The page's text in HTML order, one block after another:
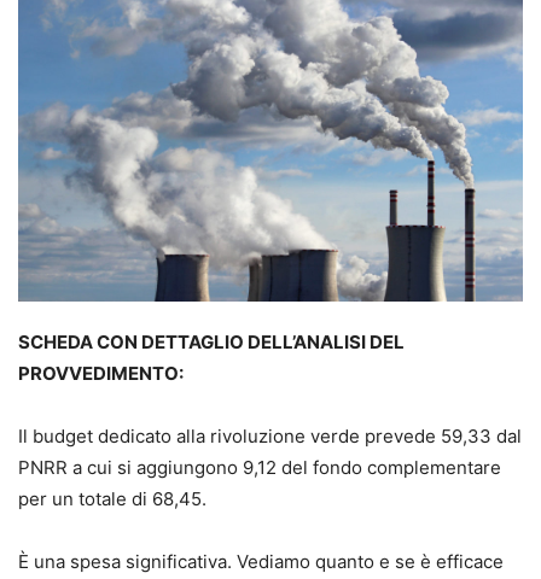
SCHEDA CON DETTAGLIO DELL’ANALISI DEL
PROVVEDIMENTO:
Il budget dedicato alla rivoluzione verde prevede 59,33 dal
PNRR a cui si aggiungono 9,12 del fondo complementare
per un totale di 68,45.
È una spesa significativa. Vediamo quanto e se è efficace